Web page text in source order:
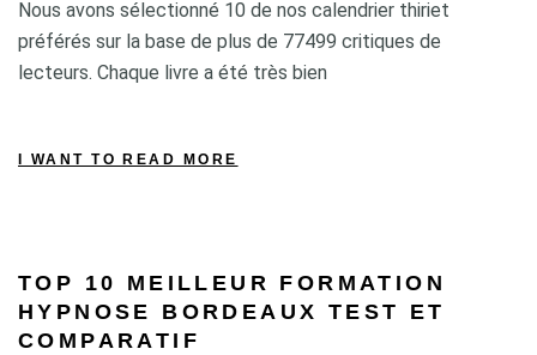
Nous avons sélectionné 10 de nos calendrier thiriet
préférés sur la base de plus de 77499 critiques de
lecteurs. Chaque livre a été très bien
I WANT TO READ MORE
TOP 10 MEILLEUR FORMATION
HYPNOSE BORDEAUX TEST ET
COMPARATIF